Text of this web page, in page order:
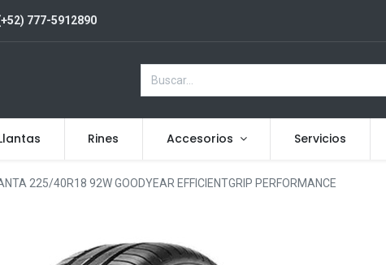
777-5912890
Rines Accesorios Servicios
225/40R18 92W GOODYEAR EFFICIENTGRIP PERFORMANCE